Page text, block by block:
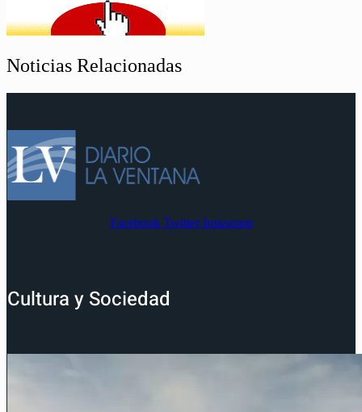
Noticias Relacionadas
Facebook Twitter Instagram
Cultura y Sociedad